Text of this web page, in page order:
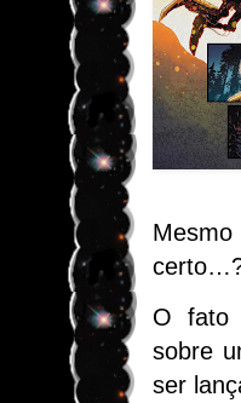
O fato
sobre
ser